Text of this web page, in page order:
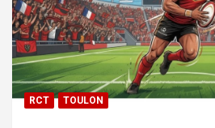
RCT TOULON